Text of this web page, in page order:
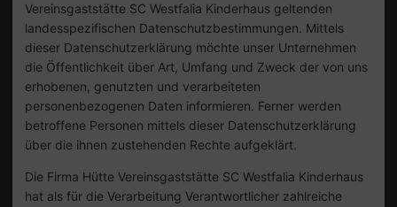
Vereinsgaststätte SC Westfalia Kinderhaus geltenden
landesspezifischen Datenschutzbestimmungen. Mittels
dieser Datenschutzerklärung möchte unser Unternehmen
die Öffentlichkeit über Art, Umfang und Zweck der von uns
erhobenen, genutzten und verarbeiteten
personenbezogenen Daten informieren. Ferner werden
betroffene Personen mittels dieser Datenschutzerklärung
über die ihnen zustehenden Rechte aufgeklärt.
Die Firma Hütte Vereinsgaststätte SC Westfalia Kinderhaus
hat als für die Verarbeitung Verantwortlicher zahlreiche